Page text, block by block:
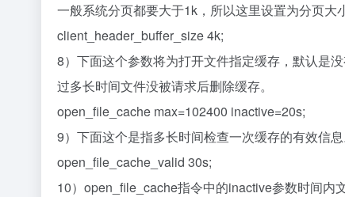
一般系统分页都要大于1k，所以这里设置为分页大
client_header_buffer_size 4k;
8）下面这个参数将为打开文件指定缓存，默认是
过多长时间文件没被请求后删除缓存。
open_file_cache max=102400 inactive=20s;
9）下面这个是指多长时间检查一次缓存的有效信息
open_file_cache_valid 30s;
10）open_file_cache指令中的inactive参数时间内